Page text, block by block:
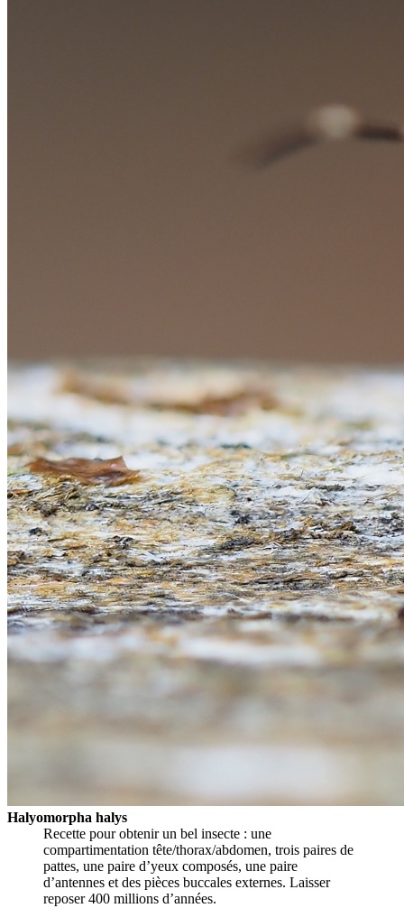
Halyomorpha halys
Recette pour obtenir un bel insecte : une
compartimentation tête/thorax/abdomen, trois paires de
pattes, une paire d’yeux composés, une paire
d’antennes et des pièces buccales externes. Laisser
reposer 400 millions d’années.